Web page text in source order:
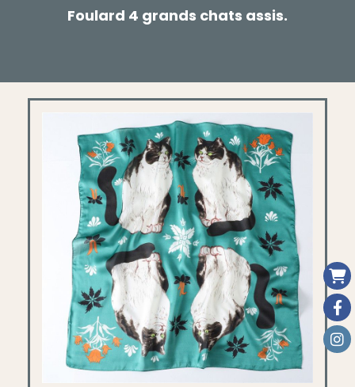
Foulard 4 grands chats assis.